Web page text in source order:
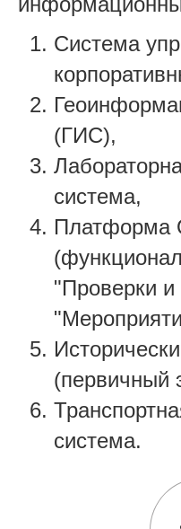
Система
(ГИС),
система,
"Проверки и
(первичный
система.